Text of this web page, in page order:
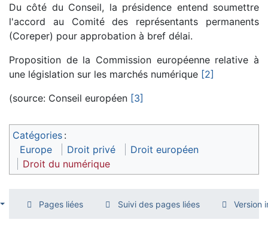
Du côté du Conseil, la présidence entend soumettre
l'accord au Comité des représentants permanents
(Coreper) pour approbation à bref délai.
Proposition de la Commission européenne relative à
une législation sur les marchés numérique [2]
(source: Conseil européen [3]
Catégories :
Europe
Droit privé
Droit européen
Droit du numérique
Pages liées Suivi des pages liées Version